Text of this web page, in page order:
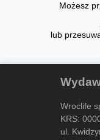
Możesz
lub
Wroclife
KRS:
ul.